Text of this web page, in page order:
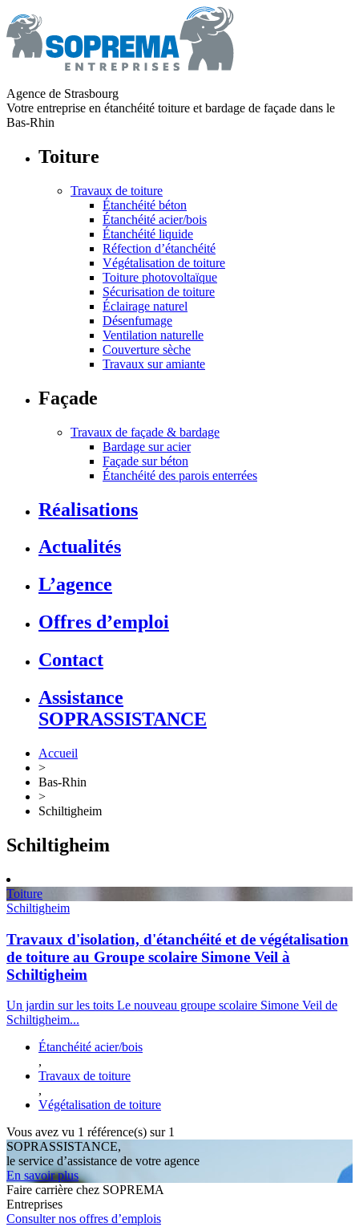
Agence de Strasbourg
Votre entreprise en étanchéité toiture et bardage de façade dans le
Bas-Rhin
Toiture
Travaux de toiture
Étanchéité béton
Étanchéité acier/bois
Étanchéité liquide
Réfection d’étanchéité
Végétalisation de toiture
Toiture photovoltaïque
Sécurisation de toiture
Éclairage naturel
Désenfumage
Ventilation naturelle
Couverture sèche
Travaux sur amiante
Façade
Travaux de façade & bardage
Bardage sur acier
Façade sur béton
Étanchéité des parois enterrées
Réalisations
Actualités
L’agence
Offres d’emploi
Contact
Assistance
SOPRASSISTANCE
Accueil
>
Bas-Rhin
>
Schiltigheim
Schiltigheim
Toiture
Schiltigheim
Travaux d'isolation, d'étanchéité et de végétalisation
de toiture au Groupe scolaire Simone Veil à
Schiltigheim
Un jardin sur les toits Le nouveau groupe scolaire Simone Veil de
Schiltigheim...
Étanchéité acier/bois
,
Travaux de toiture
,
Végétalisation de toiture
Vous avez vu 1 référence(s) sur 1
SOPRASSISTANCE,
le service d’assistance de votre agence
En savoir plus
Faire carrière chez SOPREMA
Entreprises
Consulter nos offres d’emplois